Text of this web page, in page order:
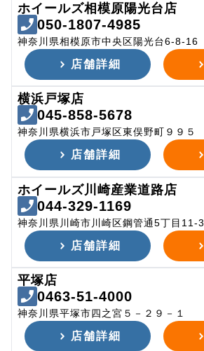
ホイールズ相模原陽光台店
050-1807-4985
神奈川県相模原市中央区陽光台6-8-16
店舗詳細
横浜戸塚店
045-858-5678
神奈川県横浜市戸塚区東俣野町９９５
店舗詳細
ホイールズ川崎産業道路店
044-329-1169
神奈川県川崎市川崎区鋼管通5丁目11-3
店舗詳細
平塚店
0463-51-4000
神奈川県平塚市四之宮５－２９－１
店舗詳細